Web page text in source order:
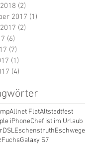
(2)
2017 (1)
(2)
(6)
(7)
(1)
(4)
Allnet FlatAltstadtfest
iPhoneChef ist im Urlaub
DSLEschenstruthEschwege
FuchsGalaxy S7